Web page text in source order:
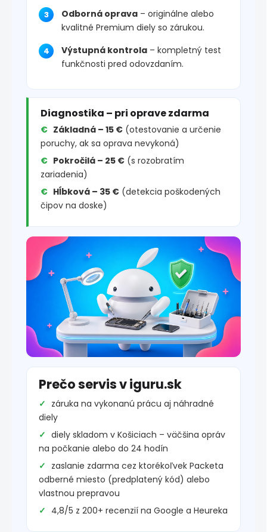
Odborná oprava – originálne alebo
kvalitné Premium diely so zárukou.
Výstupná kontrola – kompletný test
funkčnosti pred odovzdaním.
Diagnostika – pri oprave zdarma
Základná – 15 € (otestovanie a určenie
poruchy, ak sa oprava nevykoná)
Pokročilá – 25 € (s rozobratím
zariadenia)
Hĺbková – 35 € (detekcia poškodených
čipov na doske)
Prečo servis v iguru.sk
záruka na vykonanú prácu aj náhradné
diely
diely skladom v Košiciach – väčšina opráv
na počkanie alebo do 24 hodín
zaslanie zdarma cez ktorékoľvek Packeta
odberné miesto (predplatený kód) alebo
vlastnou prepravou
4,8/5 z 200+ recenzií na Google a Heureka